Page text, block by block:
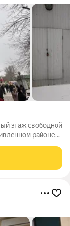
этаж свободной
районе